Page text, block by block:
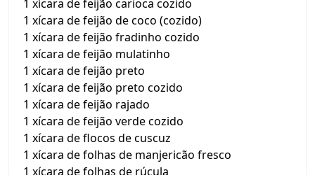
1 xícara de feijão carioca cozido
1 xícara de feijão de coco (cozido)
1 xícara de feijão fradinho cozido
1 xícara de feijão mulatinho
1 xícara de feijão preto
1 xícara de feijão preto cozido
1 xícara de feijão rajado
1 xícara de feijão verde cozido
1 xícara de flocos de cuscuz
1 xícara de folhas de manjericão fresco
1 xícara de folhas de rúcula